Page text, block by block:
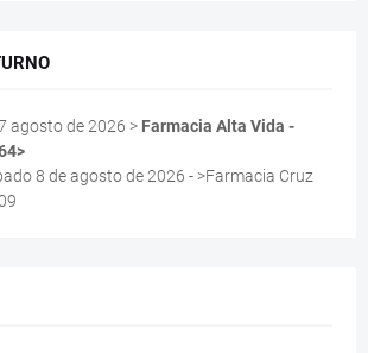
agosto de 2026 > Farmacia Alta Vida -
8 de agosto de 2026 - >Farmacia Cruz